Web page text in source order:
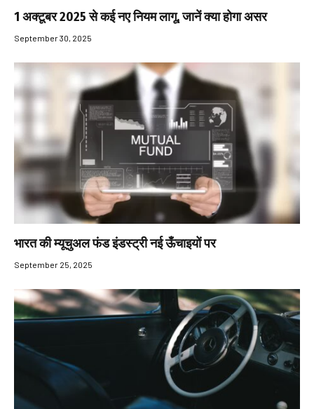
1 अक्टूबर 2025 से कई नए नियम लागू, जानें क्या होगा असर
September 30, 2025
भारत की म्यूचुअल फंड इंडस्ट्री नई ऊँचाइयों पर
September 25, 2025